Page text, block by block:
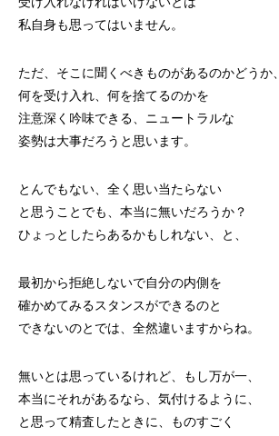
私自身も思ってはいません。
ただ、そこに聞くべきものがあるのかどうか、
何を受け入れ、何を捨てるのかを
注意深く吟味できる、ニュートラルな
姿勢は大事だろうと思います。
とんでもない、全く思い当たらない
と思うことでも、本当に無いだろうか？
ひょっとしたらあるかもしれない、と、
最初から拒絶しないで自分の内側を
確かめてみるスタンスができるのと
できないのとでは、全然違いますからね。
無いとは思っているけれど、もし万が一、
本当にそれがあるなら、気付けるように、
と思って精査したときに、ものすごく